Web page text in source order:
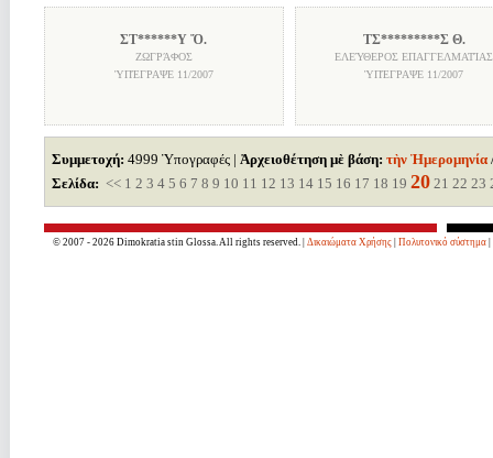
ΣΤ******Υ Ὄ.
ΖΩΓΡΆΦΟΣ
ὙΠΈΓΡΑΨΕ 11/2007
ΤΣ*********Σ Θ.
ΕΛΕΎΘΕΡΟΣ ΕΠΑΓΓΕΛΜΑΤΊΑΣ
ὙΠΈΓΡΑΨΕ 11/2007
Συμμετοχή: 4999 Ὑπογραφές | Ἀρχειοθέτηση μὲ βάση: τὴν Ἡμερομηνία
Σελίδα: << 1 2 3 4 5 6 7 8 9 10 11 12 13 14 15 16 17 18 19 20 21 22 23
© 2007 - 2026 Dimokratia stin Glossa. All rights reserved. | Δικαιώματα Χρήσης Πολυτονικό σύστημα